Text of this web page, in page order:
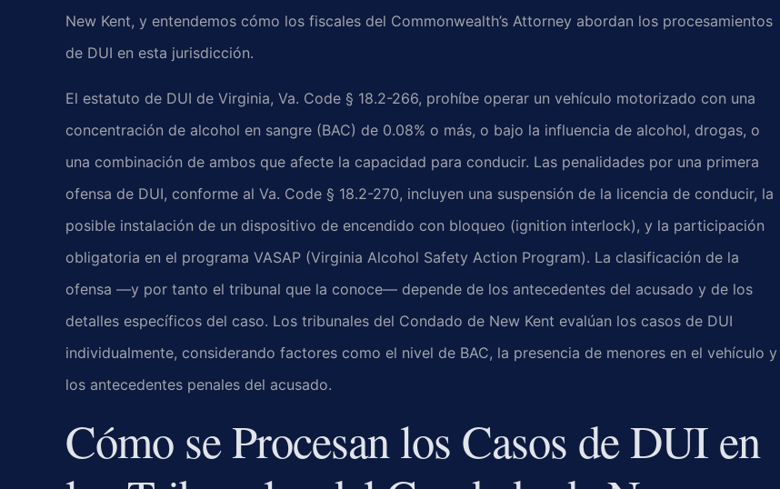
New Kent, y entendemos cómo los fiscales del Commonwealth’s Attorney abordan los procesamientos
de DUI en esta jurisdicción.
El estatuto de DUI de Virginia, Va. Code § 18.2-266, prohíbe operar un vehículo motorizado con una
concentración de alcohol en sangre (BAC) de 0.08% o más, o bajo la influencia de alcohol, drogas, o
una combinación de ambos que afecte la capacidad para conducir. Las penalidades por una primera
ofensa de DUI, conforme al Va. Code § 18.2-270, incluyen una suspensión de la licencia de conducir, la
posible instalación de un dispositivo de encendido con bloqueo (ignition interlock), y la participación
obligatoria en el programa VASAP (Virginia Alcohol Safety Action Program). La clasificación de la
ofensa —y por tanto el tribunal que la conoce— depende de los antecedentes del acusado y de los
detalles específicos del caso. Los tribunales del Condado de New Kent evalúan los casos de DUI
individualmente, considerando factores como el nivel de BAC, la presencia de menores en el vehículo y
los antecedentes penales del acusado.
Cómo se Procesan los Casos de DUI en